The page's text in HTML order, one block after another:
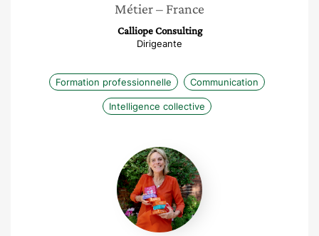
Métier– France
Calliope Consulting
Dirigeante
Formation professionnelle Communication
Intelligence collective
Raphaëlle
de
Foucauld